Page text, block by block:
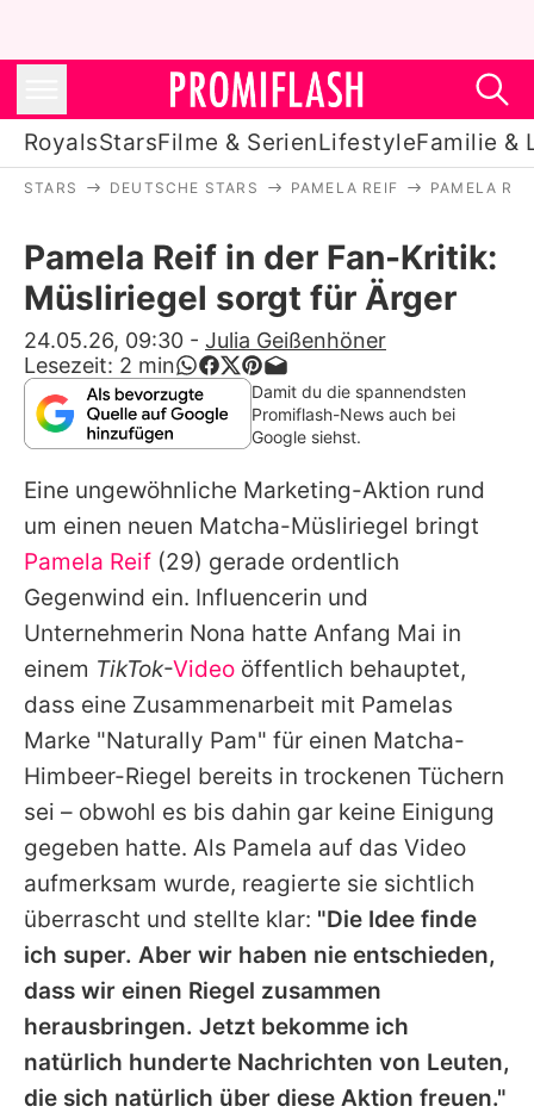
RoyalsStarsFilme & SerienLifestyleFamilie &
Stars
Filme & Serien
Lifestyle
Familie & Liebe
Alle Themen auf Promiflash
Jobs
App runterladen
Team
Redaktionelle Richtlinien
Impressum
Datenschutzerklärung
Nutzungsbedingungen
Utiq verwalten
STARS DEUTSCHE STARS PAMELA REIF PAMELA
Pamela Reif in der Fan-Kritik:
Müsliriegel sorgt für Ärger
24.05.26, 09:30 - Julia Geißenhöner
Lesezeit: 2 min
Damit du die spannendsten
Promiflash-News auch bei
Google siehst.
Eine ungewöhnliche Marketing-Aktion rund
um einen neuen Matcha-Müsliriegel bringt
Pamela Reif (29) gerade ordentlich
Gegenwind ein. Influencerin und
Unternehmerin Nona hatte Anfang Mai in
einem TikTok-Video öffentlich behauptet,
dass eine Zusammenarbeit mit Pamelas
Marke "Naturally Pam" für einen Matcha-
Himbeer-Riegel bereits in trockenen Tüchern
sei – obwohl es bis dahin gar keine Einigung
gegeben hatte. Als Pamela auf das Video
aufmerksam wurde, reagierte sie sichtlich
überrascht und stellte klar: "Die Idee finde
ich super. Aber wir haben nie entschieden,
dass wir einen Riegel zusammen
herausbringen. Jetzt bekomme ich
natürlich hunderte Nachrichten von Leuten,
die sich natürlich über diese Aktion freuen."